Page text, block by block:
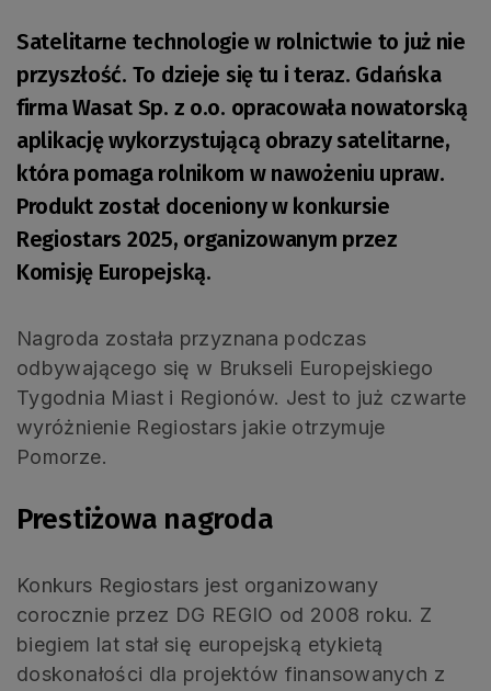
Satelitarne technologie w rolnictwie to już nie
przyszłość. To dzieje się tu i teraz. Gdańska
firma Wasat Sp. z o.o. opracowała nowatorską
aplikację wykorzystującą obrazy satelitarne,
która pomaga rolnikom w nawożeniu upraw.
Produkt został doceniony w konkursie
Regiostars 2025, organizowanym przez
Komisję Europejską.
Nagroda została przyznana podczas
odbywającego się w Brukseli Europejskiego
Tygodnia Miast i Regionów. Jest to już czwarte
wyróżnienie Regiostars jakie otrzymuje
Pomorze.
Prestiżowa nagroda
Konkurs Regiostars jest organizowany
corocznie przez DG REGIO od 2008 roku. Z
biegiem lat stał się europejską etykietą
doskonałości dla projektów finansowanych z